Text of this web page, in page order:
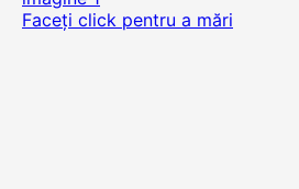
Faceți click pentru a mări